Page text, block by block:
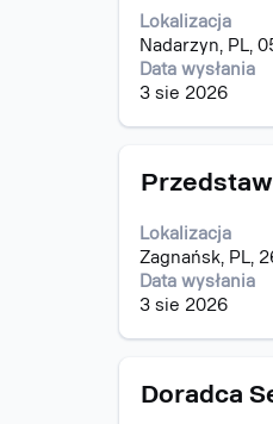
Lokalizacja
Nadarzyn, PL,
Data wysłania
3 sie 2026
pomocą
spacji,
aby
wyświetlić
treść
oferty
Tytuł
Lokalizacja
Zagnańsk, PL,
Data wysłania
3 sie 2026
Zaznacz
pomocą
spacji,
aby
wyświetlić
treść
oferty
Tytuł
Doradca
Zaznacz